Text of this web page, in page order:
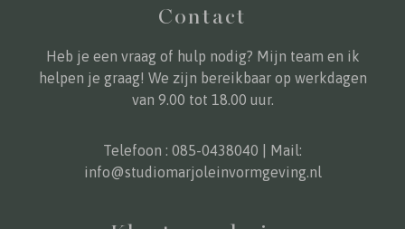
Contact
Heb je een vraag of hulp nodig? Mijn team en ik
helpen je graag! We zijn bereikbaar op werkdagen
van 9.00 tot 18.00 uur.
Telefoon : 085-0438040 | Mail:
info@studiomarjoleinvormgeving.nl